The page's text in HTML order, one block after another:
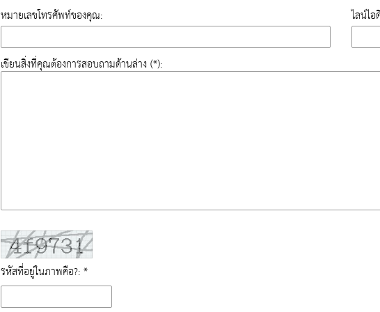
หมายเลขโทรศัพท์ของคุณ: ไลน์ไ
เขียนสิ่งที่คุณต้องการสอบถามด้านล่าง (*):
รหัสที่อยู่ในภาพคือ?: *